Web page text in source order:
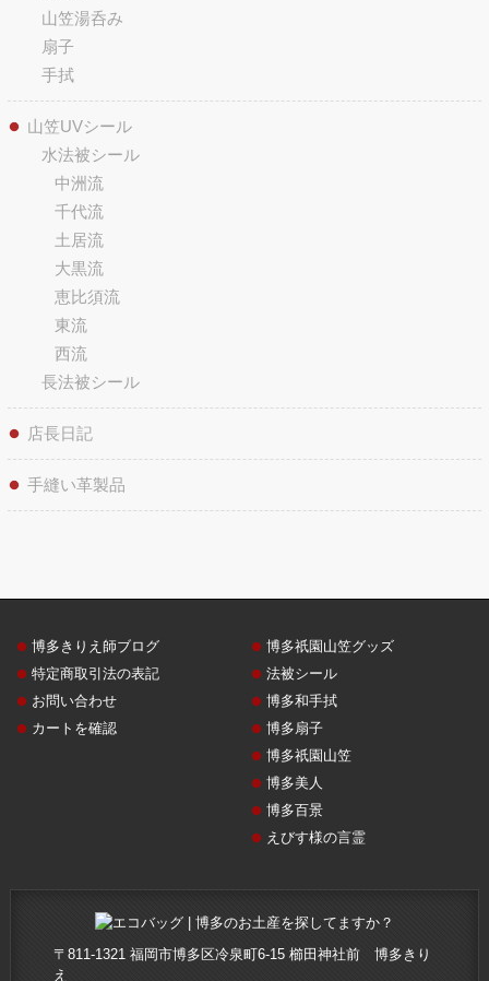
山笠湯呑み
扇子
手拭
山笠UVシール
水法被シール
中洲流
千代流
土居流
大黒流
恵比須流
東流
西流
長法被シール
店長日記
手縫い革製品
博多きりえ師ブログ
特定商取引法の表記
お問い合わせ
カートを確認
博多祇園山笠グッズ
法被シール
博多和手拭
博多扇子
博多祇園山笠
博多美人
博多百景
えびす様の言霊
〒811-1321 福岡市博多区冷泉町6-15 櫛田神社前 博多きり
え